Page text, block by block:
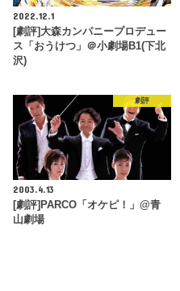
2022.12.1
[劇評]大森カンパニープロデュー
ス「おうけつ」＠小劇場B1(下北
沢)
劇評
2003.4.13
[劇評]PARCO「オケピ！」@青
山劇場